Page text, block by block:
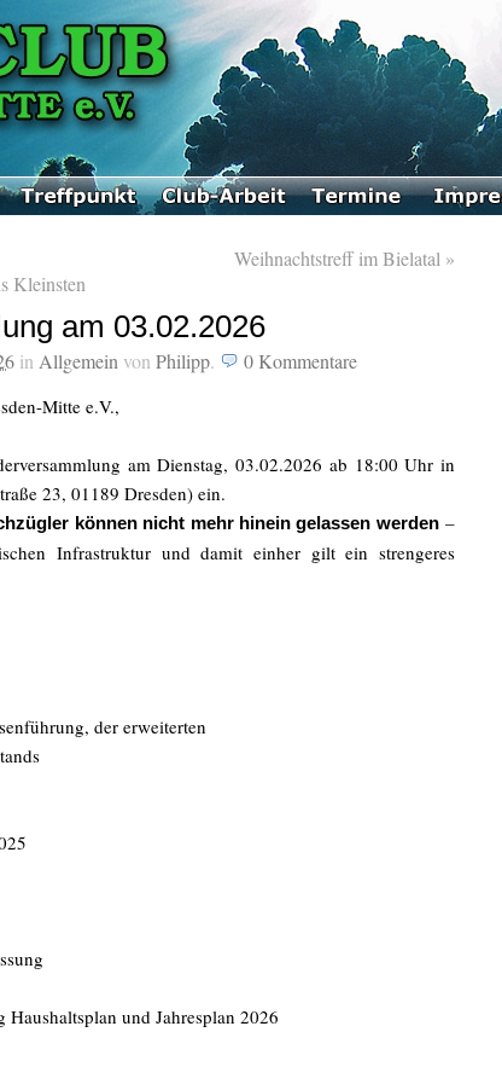
Kleinsten
Weihnachtstreff im Bielatal »
am 03.02.2026
in Allgemein von Philipp. 0 Kommentare
Mitte e.V.,
am Dienstag, 03.02.2026 ab 18:00 Uhr in
23, 01189 Dresden) ein.
können nicht mehr hinein gelassen werden–
Infrastruktur und damit einher gilt ein strengeres
der erweiterten
und Jahresplan 2026